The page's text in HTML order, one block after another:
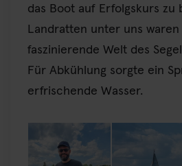
das Boot auf Erfolgskurs zu
Landratten unter uns
faszinierende Welt des
Für Abkühlung sorgte ein
erfrischende Wasser.